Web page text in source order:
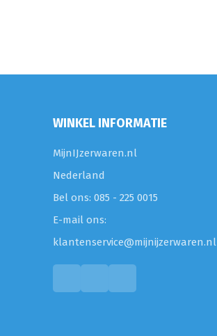
WINKEL INFORMATIE
MijnIJzerwaren.nl
Nederland
Bel ons: 085 - 225 0015
E-mail ons:
klantenservice@mijnijzerwaren.nl